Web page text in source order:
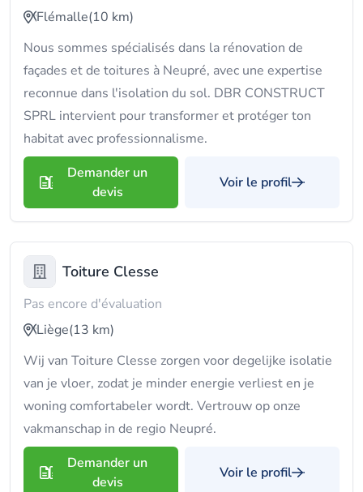
Flémalle(10 km)
Nous sommes spécialisés dans la rénovation de
façades et de toitures à Neupré, avec une expertise
reconnue dans l'isolation du sol. DBR CONSTRUCT
SPRL intervient pour transformer et protéger ton
habitat avec professionnalisme.
Demander un
devis
Voir le profil
Toiture Clesse
Pas encore d'évaluation
Liège(13 km)
Wij van Toiture Clesse zorgen voor degelijke isolatie
van je vloer, zodat je minder energie verliest en je
woning comfortabeler wordt. Vertrouw op onze
vakmanschap in de regio Neupré.
Demander un
devis
Voir le profil